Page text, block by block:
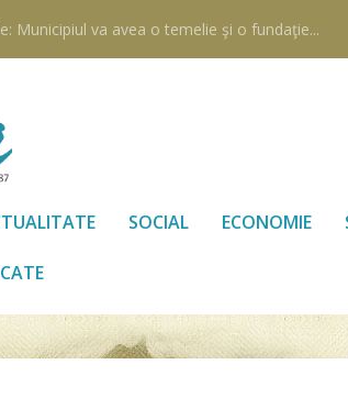
Municipiul va avea o temelie şi o fundaţie...
SOCIAL ECONOMIE